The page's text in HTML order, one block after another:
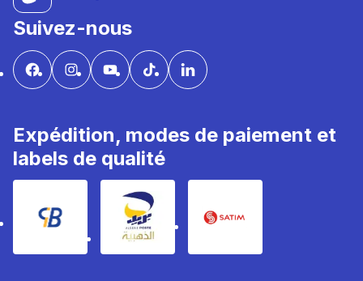
Suivez-nous
Expédition, modes de paiement et
labels de qualité